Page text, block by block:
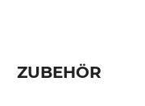
ZUBEHÖR